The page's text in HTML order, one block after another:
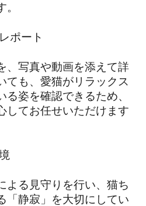
ポート
、写真や動画を添えて詳
ても、愛猫がリラックス
る姿を確認できるため、
してお任せいただけます
よる見守りを行い、猫ち
「静寂」を大切にしてい